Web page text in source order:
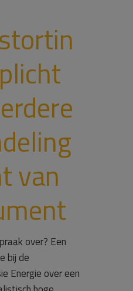
van
over? Een
bij de
Energie over een